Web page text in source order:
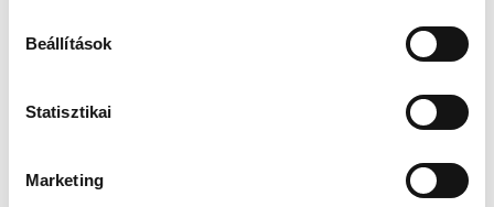
Beállítások
Statisztikai
Marketing
SOROZAT
PUSKÁS AKADÉMIA FC II
IDŐPONT